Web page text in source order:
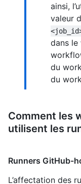
ainsi,
valeur
dans
du
du
Comment les
utilisent les
Runners GitHub-
L’affectation des